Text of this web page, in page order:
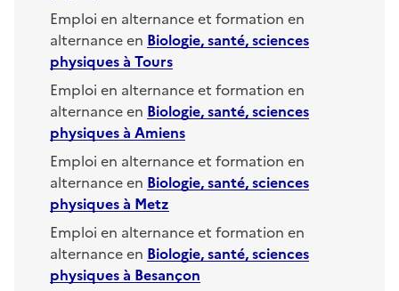
Emploi en alternance et formation en
alternance en Biologie, santé, sciences
physiquesà Tours
Emploi en alternance et formation en
alternance en Biologie, santé, sciences
physiquesà Amiens
Emploi en alternance et formation en
alternance en Biologie, santé, sciences
physiquesà Metz
Emploi en alternance et formation en
alternance en Biologie, santé, sciences
physiquesà Besançon